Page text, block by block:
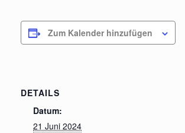
Zum Kalender hinzufügen
DETAILS
Datum:
21 Juni 2024